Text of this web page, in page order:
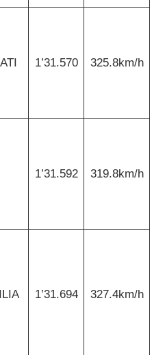
1’31.570 325.8km/h
1’31.592 319.8km/h
1’31.694 327.4km/h